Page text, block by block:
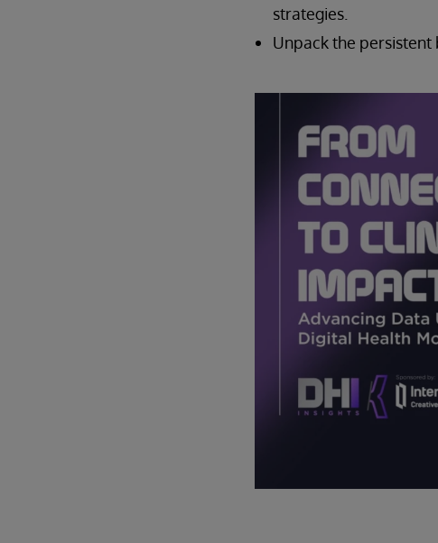
strategies.
Unpack the